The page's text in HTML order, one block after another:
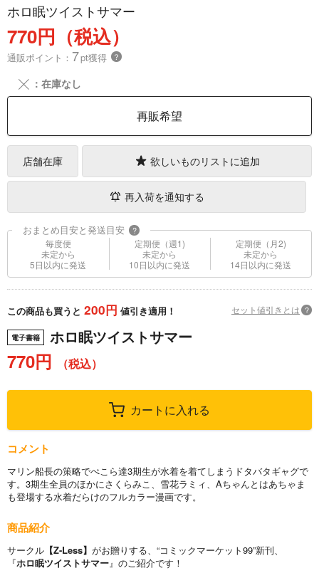
ホロ眠ツイストサマー
770円（税込）
通販ポイント： 7pt獲得 ？
╳ ：在庫なし
再販希望
店舗在庫 欲しいものリストに追加
再入荷を通知する
おまとめ目安と発送目安 ?
毎度便
未定から
5日以内に発送
定期便（週1)
未定から
10日以内に発送
定期便（月2)
未定から
14日以内に発送
この商品も買うと 200円 値引き適用！ セット値引きとは ?
電子書籍 ホロ眠ツイストサマー
770円 （税込）
カートに入れる
コメント
マリン船長の策略でぺこら達3期生が水着を着てしまうドタバタギャグで
す。3期生全員のほかにさくらみこ、雪花ラミィ、Aちゃんとはあちゃま
も登場する水着だらけのフルカラー漫画です。
商品紹介
サークル 【Z-Less】 がお贈りする、“コミックマーケット99”新刊、
『ホロ眠ツイストサマー』のご紹介です！